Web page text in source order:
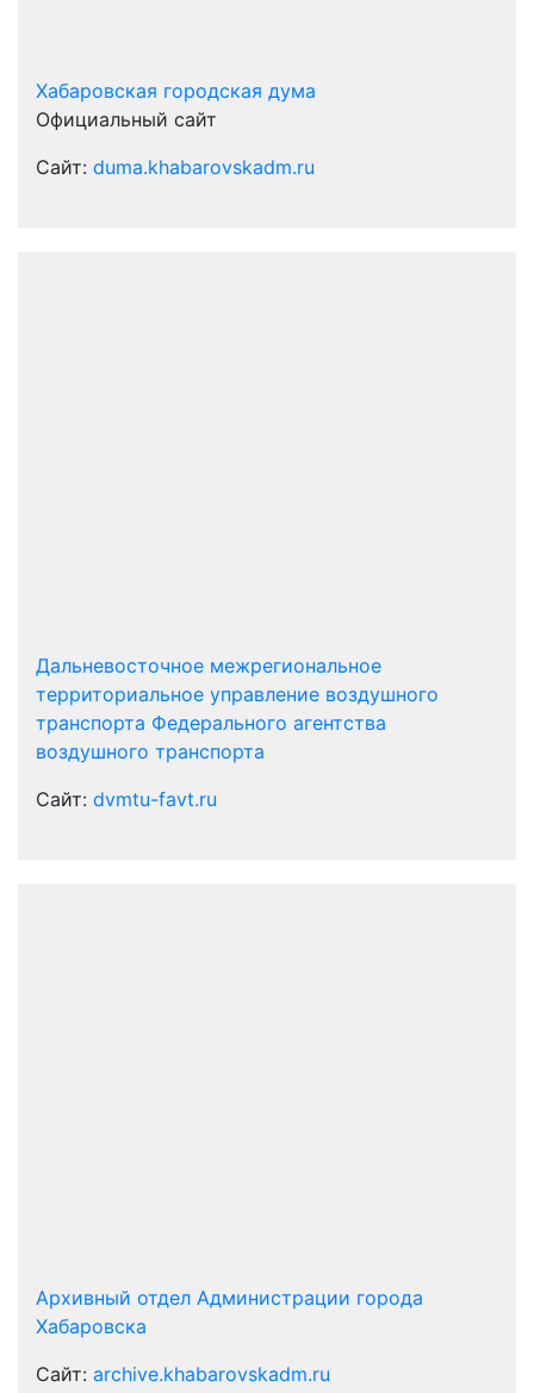
Хабаровская городская дума
Официальный сайт
Сайт: duma.khabarovskadm.ru
Дальневосточное межрегиональное
территориальное управление воздушного
транспорта Федерального агентства
воздушного транспорта
Сайт: dvmtu-favt.ru
Архивный отдел Администрации города
Хабаровска
Сайт: archive.khabarovskadm.ru